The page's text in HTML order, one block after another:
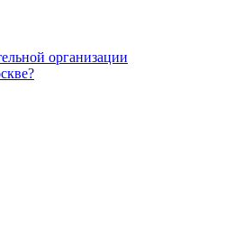
организации